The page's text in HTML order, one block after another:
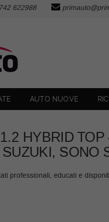
622988
AUTO NUOVE
HYBRID
SUZUKI, SONO
professionali, educati e